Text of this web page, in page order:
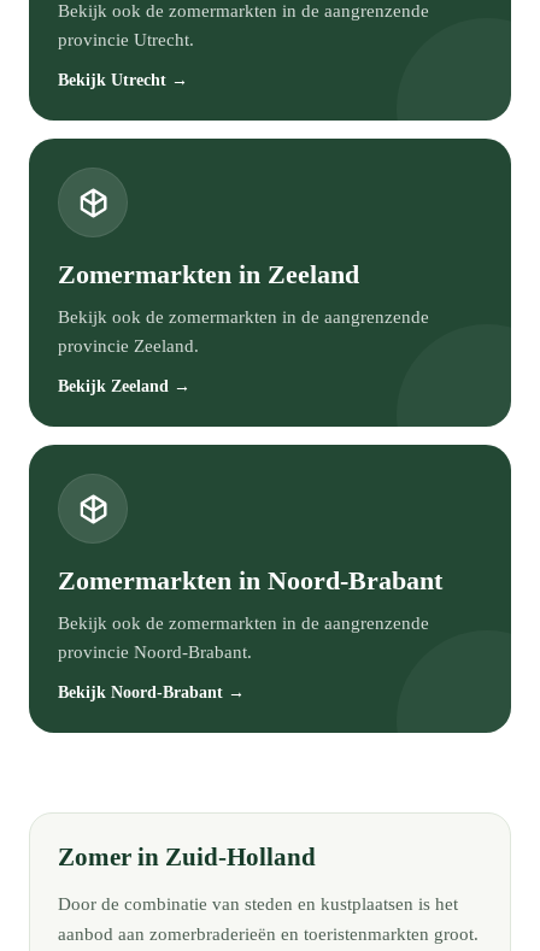
Bekijk ook de zomermarkten in de aangrenzende
provincie Utrecht.
Bekijk Utrecht →
Zomermarkten in Zeeland
Bekijk ook de zomermarkten in de aangrenzende
provincie Zeeland.
Bekijk Zeeland →
Zomermarkten in Noord-Brabant
Bekijk ook de zomermarkten in de aangrenzende
provincie Noord-Brabant.
Bekijk Noord-Brabant →
Zomer in Zuid-Holland
Door de combinatie van steden en kustplaatsen is het
aanbod aan zomerbraderieën en toeristenmarkten groot.